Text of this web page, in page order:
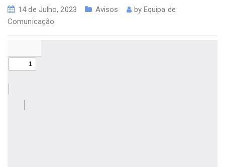
14 de Julho, 2023 Avisos by Equipa de
Comunicação